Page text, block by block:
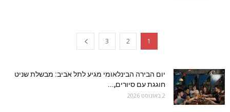
1
2
3
יום הבירה הבינלאומי מגיע לתל אביב: מבשלת שניט
חוגגת עם סיורים,...
2 באוגוסט 2026